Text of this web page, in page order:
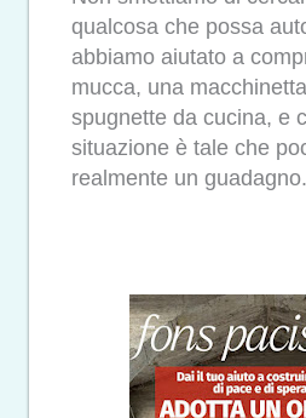
qualcosa che possa
abbiamo aiutato a
mucca, una
spugnette da cucina, e
situazione è tale che
realmente un guadagno.